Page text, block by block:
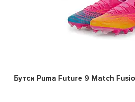
Бутси Puma Future 9 Match